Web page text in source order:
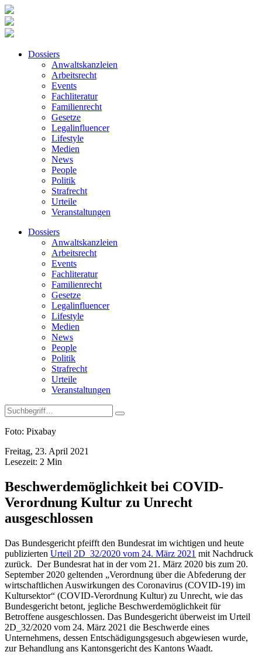
Dossiers
Anwaltskanzleien
Arbeitsrecht
Events
Fachliteratur
Familienrecht
Gesetze
Legalinfluencer
Lifestyle
Medien
News
People
Politik
Strafrecht
Urteile
Veranstaltungen
Dossiers
Anwaltskanzleien
Arbeitsrecht
Events
Fachliteratur
Familienrecht
Gesetze
Legalinfluencer
Lifestyle
Medien
News
People
Politik
Strafrecht
Urteile
Veranstaltungen
Foto: Pixabay
Freitag, 23. April 2021
Lesezeit: 2 Min
Beschwerdemöglichkeit bei COVID-
Verordnung Kultur zu Unrecht
ausgeschlossen
Das Bundesgericht pfeifft den Bundesrat im wichtigen und heute
publizierten Urteil 2D_32/2020 vom 24. März 2021 mit Nachdruck
zurück. Der Bundesrat hat in der vom 21. März 2020 bis zum 20.
September 2020 geltenden „Verordnung über die Abfederung der
wirtschaftlichen Auswirkungen des Coronavirus (COVID-19) im
Kultursektor“ (COVID-Verordnung Kultur) zu Unrecht, wie das
Bundesgericht betont, jegliche Beschwerdemöglichkeit für
Betroffene ausgeschlossen. Das Bundesgericht überweist im Urteil
2D_32/2020 vom 24. März 2021 die Beschwerde eines
Unternehmens, dessen Entschädigungsgesuch abgewiesen wurde,
zur Behandlung ans Kantonsgericht des Kantons Waadt.